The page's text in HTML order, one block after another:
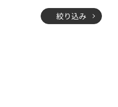
絞り込み